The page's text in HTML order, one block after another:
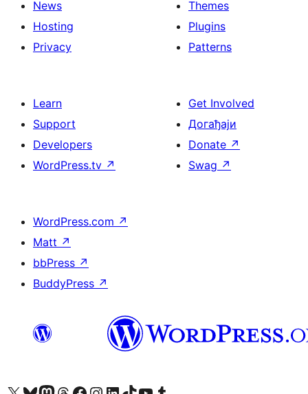
News
Hosting
Privacy
Themes
Plugins
Patterns
Learn
Support
Developers
WordPress.tv ↗
Get Involved
Догађаји
Donate ↗
Swag ↗
WordPress.com ↗
Matt ↗
bbPress ↗
BuddyPress ↗